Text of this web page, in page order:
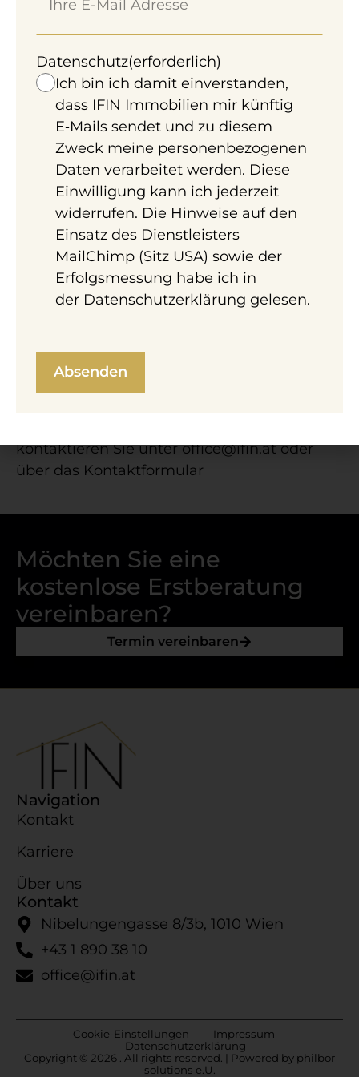
grundsätzlich in der Erbfolge unbeachtet.
Doch wie immer, gibt es eine Ausnahme:
Wenn ein Grundstück aus Erbwegen gegen
eine Ausgleichszahlung aus eigenen (bzw.
nicht im Nachlass enthaltenen) Mitteln
übertragen wird – kann es zu einer
Vorschreibung der ImmoESt (abhängig von
der Höhe der Zahlung) kommen.
Zum klassischen Kauf und der
Grunderwerbsteuer:
Grunderwerbsteuer im klassischen
Erwerb
ist3,5%
. Dabei ist nicht der
Kaufpreis.
kontaktieren Sie unteroffice@​ifin.​atoder
über das Kontaktformular
Möchten Sie eine
kostenlose Erstberatung
vereinbaren?
Termin vereinbaren
Navigation
Kontakt
Karriere
Über uns
Kontakt
Nibelungengasse 8/​3b, 1010 Wien
+43 1 890 38 10
office@ifin.at
Copyright © 2026 . All rights reserved. | Powered by philbor
solutions e.U.
Cookie-​Einstellungen
Impressum
Datenschutzerklärung
Datenschutz(erforderlich)
Ich bin ich damit einverstanden,
dass IFIN Immobilien mir künftig
E‑Mails sendet und zu diesem
Zweck meine personenbezogenen
Daten verarbeitet werden. Diese
Einwilligung kann ich jederzeit
widerrufen. Die Hinweise auf den
Einsatz des Dienstleisters
MailChimp (Sitz USA) sowie der
Erfolgsmessung habe ich in
der Datenschutzerklärung gelesen.